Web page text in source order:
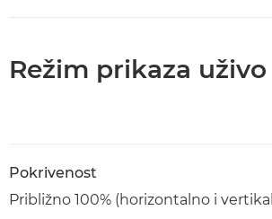
Režim prikaza uživo
Pokrivenost
Približno 100% (horizontalno i